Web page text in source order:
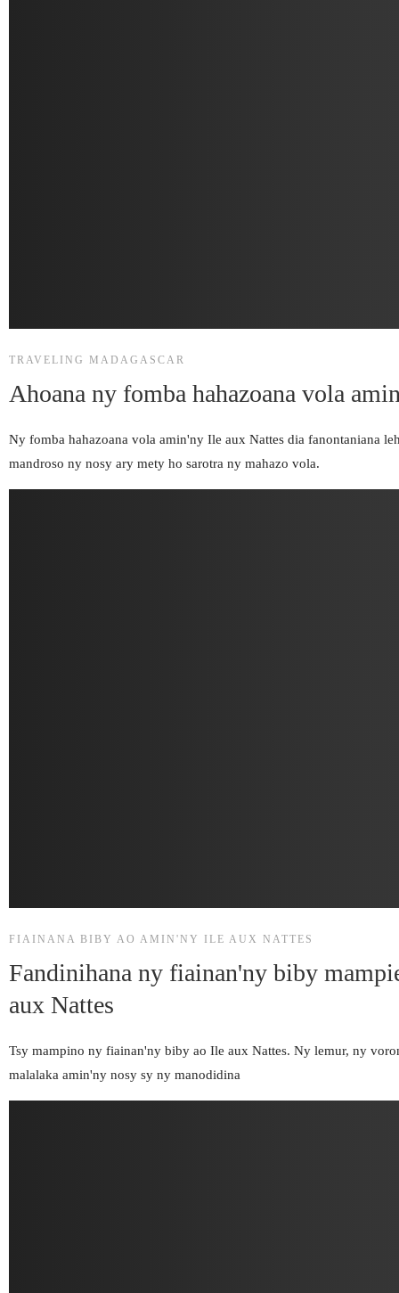
TRAVELING MADAGASCAR
Ahoana ny fomba hahazoana vola
Ny fomba hahazoana vola amin'ny Ile aux Nattes dia fanontaniana
mandroso ny nosy ary mety ho sarotra ny mahazo vola.
FIAINANA BIBY AO AMIN'NY ILE AUX NATTES
Fandinihana ny fiainan'ny biby
aux Nattes
Tsy mampino ny fiainan'ny biby ao Ile aux Nattes. Ny lemur, ny
malalaka amin'ny nosy sy ny manodidina